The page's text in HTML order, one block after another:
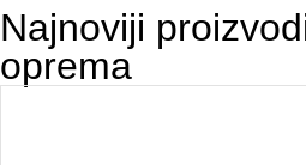
Najnoviji
oprema